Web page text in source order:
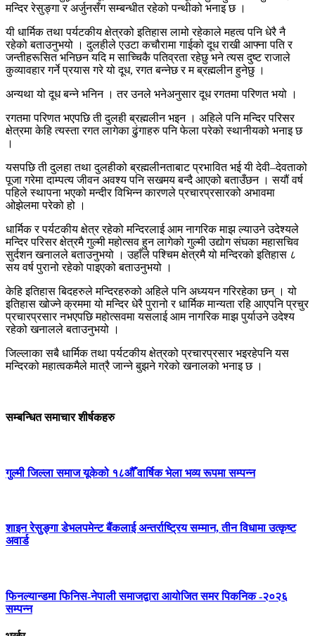
मन्दिर रेसुङ्गा र अर्जुनसँग सम्बन्धीत रहेको पन्थीको भनाइ छ ।
यी धार्मिक तथा पर्यटकीय क्षेत्रको इतिहास लामो रहेकाले महत्व पनि धेरै नै
रहेको बताउनुभयो । दुलहीले एउटा कचौरामा गाईको दूध राखी आफ्ना पति र
जन्तीहरूसित भनिछन यदि म साच्चिकै पतिव्रता रहेछु भने त्यस दुष्ट राजाले
कुव्यावहार गर्ने प्रयास गरे यो दूध, रगत बन्नेछ र म ब्रह्मलीन हुनेछु ।
अन्यथा यो दूध बन्ने भनिन । तर उनले भनेअनुसार दूध रगतमा परिणत भयो ।
रगतमा परिणत भएपछि ती दुलही ब्रह्मलीन भइन । अहिले पनि मन्दिर परिसर
क्षेत्रमा केहि त्यस्ता रगत लागेका ढुंगाहरु पनि फेला परेको स्थानीयको भनाइ छ
।
यसपछि ती दुलहा तथा दुलहीको ब्रह्मलीनताबाट प्रभावित भई यी देवी–देवताको
पूजा गरेमा दाम्पत्य जीवन अवश्य पनि सखमय बन्दै आएको बताउँछन । सयौं वर्ष
पहिले स्थापना भएको मन्दीर विभिन्न कारणले प्रचारप्रसारको अभावमा
ओझेलमा परेको हो ।
धार्मिक र पर्यटकीय क्षेत्र रहेको मन्दिरलाई आम नागरिक माझ ल्याउने उदेश्यले
मन्दिर परिसर क्षेत्रमै गुल्मी महोत्सव हुन लागेको गुल्मी उद्योग संघका महासचिव
सुर्दशन खनालले बताउनुभयो । उहाँले पश्चिम क्षेत्रमै यो मन्दिरको इतिहास ८
सय वर्ष पुरानो रहेको पाइएको बताउनुभयो ।
केहि इतिहास बिदहरुले मन्दिरहरुको अहिले पनि अध्ययन गरिरहेका छन् । यो
इतिहास खोज्ने क्रममा यो मन्दिर धेरै पुरानो र धार्मिक मान्यता रहि आएपनि प्रचुर
प्रचारप्रसार नभएपछि महोत्सवमा यसलाई आम नागरिक माझ पुर्याउने उदेश्य
रहेको खनालले बताउनुभयो ।
जिल्लाका सबै धार्मिक तथा पर्यटकीय क्षेत्रको प्रचारप्रसार भइरहेपनि यस
मन्दिरको महात्वकमैले मात्रै जान्ने बुझने गरेको खनालको भनाइ छ ।
सम्बन्धित समाचार शीर्षकहरु
गुल्मी जिल्ला समाज यूकेको १८औँ वार्षिक भेला भव्य रूपमा सम्पन्न
शाइन रेसुङ्गा डेभलपमेन्ट बैंकलाई अन्तर्राष्ट्रिय सम्मान, तीन विधामा उत्कृष्ट
अवार्ड
फिनल्यान्डमा फिनिस-नेपाली समाजद्वारा आयोजित समर पिकनिक -२०२६
सम्पन्न